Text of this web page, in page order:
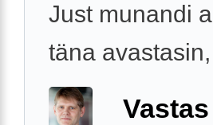
Just munandi
täna